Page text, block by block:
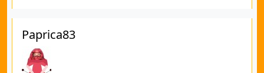
Paprica83